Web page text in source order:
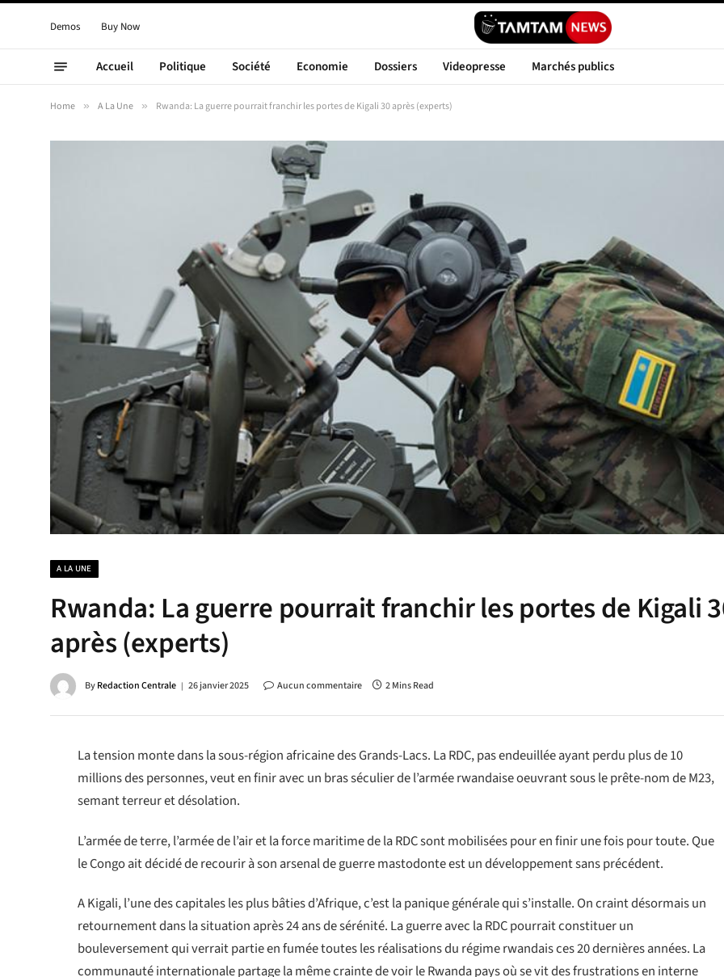
Demos Buy Now
Accueil Politique Société Economie Dossiers Videopresse Marchés publics
Home » A La Une » Rwanda: La guerre pourrait franchir les portes de Kigali 30 après (experts)
A LA UNE
Rwanda: La guerre pourrait franchir les portes de Kigali
après (experts)
ByRedaction Centrale 26 janvier 2025 Aucun commentaire 2 Mins Read
La tension monte dans la sous-région africaine des Grands-Lacs. La RDC, pas endeuillée ayant perdu plus de 10
millions des personnes, veut en finir avec un bras séculier de l’armée rwandaise oeuvrant sous le prête-nom de M23,
semant terreur et désolation.
L’armée de terre, l’armée de l’air et la force maritime de la RDC sont mobilisées pour en finir une fois pour toute. Que
le Congo ait décidé de recourir à son arsenal de guerre mastodonte est un développement sans précédent.
A Kigali, l’une des capitales les plus bâties d’Afrique, c’est la panique générale qui s’installe. On craint désormais un
retournement dans la situation après 24 ans de sérénité. La guerre avec la RDC pourrait constituer un
bouleversement qui verrait partie en fumée toutes les réalisations du régime rwandais ces 20 dernières années. La
communauté internationale partage la même crainte de voir le Rwanda pays où se vit des frustrations en interne